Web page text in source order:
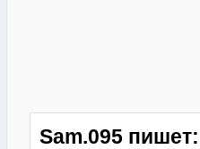
Sam.095 пишет: